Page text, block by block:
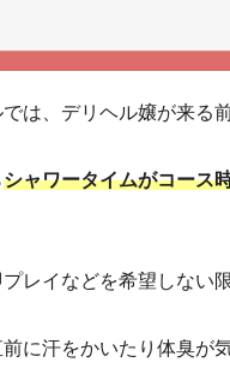
は、デリヘル嬢が来る
シャワータイムがコース
レイなどを希望しない
に汗をかいたり体臭が